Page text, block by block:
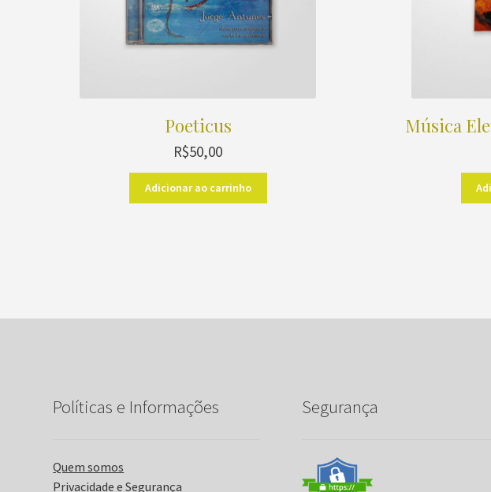
Poeticus
R$50,00
Adicionar ao carrinho
Música
Políticas e Informações
Quem somos
Privacidade e Segurança
Segurança